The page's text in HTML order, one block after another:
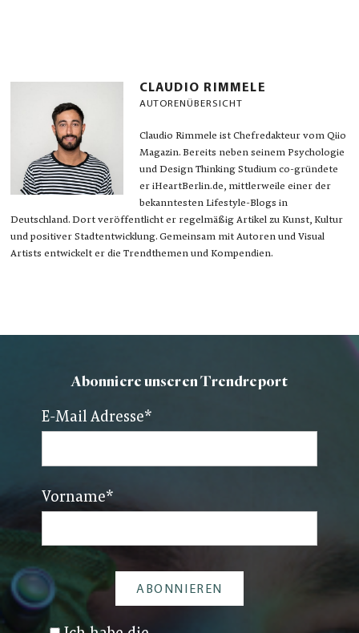
CLAUDIO RIMMELE
AUTORENÜBERSICHT
Claudio Rimmele ist Chefredakteur vom Qiio
Magazin. Bereits neben seinem Psychologie
und Design Thinking Studium co-gründete
er iHeartBerlin.de, mittlerweile einer der
bekanntesten Lifestyle-Blogs in
Deutschland. Dort veröffentlicht er regelmäßig Artikel zu Kunst, Kultur
und positiver Stadtentwicklung. Gemeinsam mit Autoren und Visual
Artists entwickelt er die Trendthemen und Kompendien.
Abonniere unseren Trendreport
E-Mail Adresse*
Vorname*